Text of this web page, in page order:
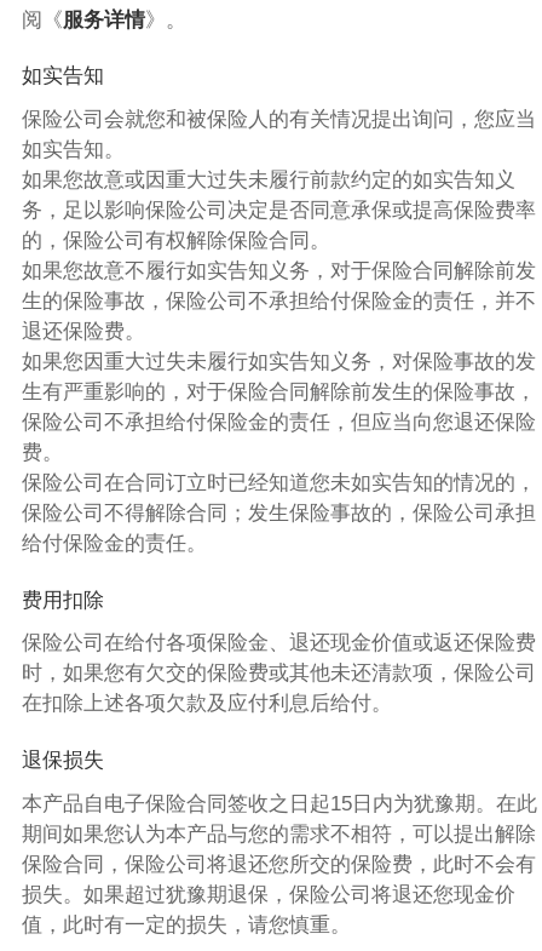
阅《服务详情》。
如实告知
保险公司会就您和被保险人的有关情况提出询问，您应当
如实告知。
如果您故意或因重大过失未履行前款约定的如实告知义
务，足以影响保险公司决定是否同意承保或提高保险费率
的，保险公司有权解除保险合同。
如果您故意不履行如实告知义务，对于保险合同解除前发
生的保险事故，保险公司不承担给付保险金的责任，并不
退还保险费。
如果您因重大过失未履行如实告知义务，对保险事故的发
生有严重影响的，对于保险合同解除前发生的保险事故，
保险公司不承担给付保险金的责任，但应当向您退还保险
费。
保险公司在合同订立时已经知道您未如实告知的情况的，
保险公司不得解除合同；发生保险事故的，保险公司承担
给付保险金的责任。
费用扣除
保险公司在给付各项保险金、退还现金价值或返还保险费
时，如果您有欠交的保险费或其他未还清款项，保险公司
在扣除上述各项欠款及应付利息后给付。
退保损失
本产品自电子保险合同签收之日起15日内为犹豫期。在此
期间如果您认为本产品与您的需求不相符，可以提出解除
保险合同，保险公司将退还您所交的保险费，此时不会有
损失。如果超过犹豫期退保，保险公司将退还您现金价
值，此时有一定的损失，请您慎重。